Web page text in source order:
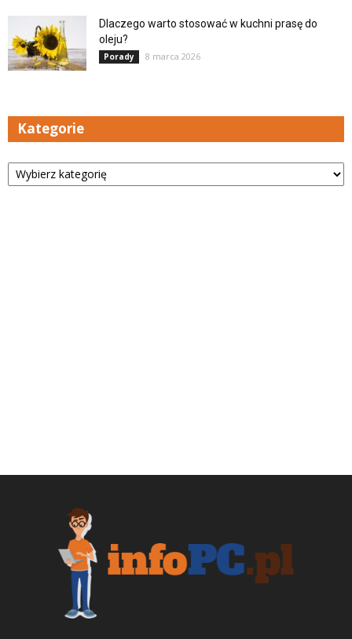
Dlaczego warto stosować w kuchni prasę do
oleju?
Porady 8 marca 2026
Kategorie
Kategorie